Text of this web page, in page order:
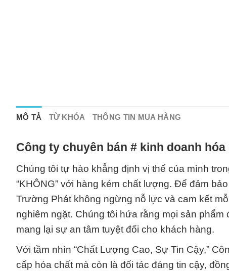
MÔ TẢ TỪ KHÓA THÔNG TIN MUA HÀNG
Công ty chuyên bán # kinh doanh
Chúng tôi tự hào khẳng định vị thế của mình
“KHÔNG” với hàng kém chất lượng. Để đảm
Trường Phát không ngừng nỗ lực và cam kết
nghiêm ngặt. Chúng tôi hứa rằng mọi sản
mang lại sự an tâm tuyệt đối cho khách hàng.
Với tầm nhìn “Chất Lượng Cao, Sự Tin Cậy,”
cấp hóa chất mà còn là đối tác đáng tin cậy,